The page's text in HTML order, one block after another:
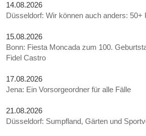
14.08.2026
Düsseldorf: Wir können auch anders: 50+
15.08.2026
Bonn: Fiesta Moncada zum 100.
Fidel Castro
17.08.2026
Jena: Ein Vorsorgeordner für alle Fälle
21.08.2026
Düsseldorf: Sumpfland, Gärten und